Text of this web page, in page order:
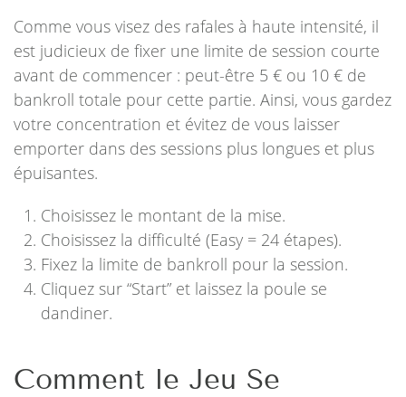
Comme vous visez des rafales à haute intensité, il
est judicieux de fixer une limite de session courte
avant de commencer : peut-être 5 € ou 10 € de
bankroll totale pour cette partie. Ainsi, vous gardez
votre concentration et évitez de vous laisser
emporter dans des sessions plus longues et plus
épuisantes.
Choisissez le montant de la mise.
Choisissez la difficulté (Easy = 24 étapes).
Fixez la limite de bankroll pour la session.
Cliquez sur “Start” et laissez la poule se
dandiner.
Comment le Jeu Se